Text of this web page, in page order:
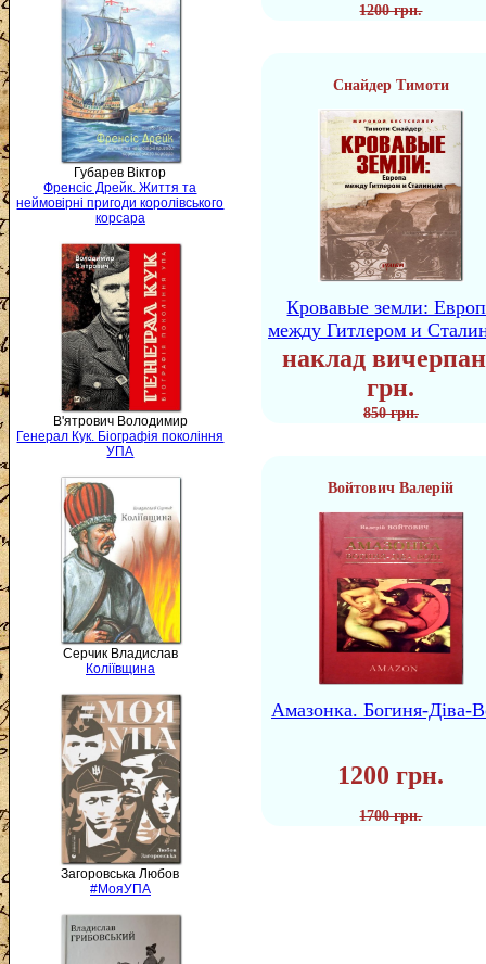
Губарев Віктор
Френсіс Дрейк. Життя та
неймовірні пригоди королівського
корсара
В'ятрович Володимир
Генерал Кук. Біографія покоління
УПА
Серчик Владислав
Коліївщина
Загоровська Любов
#МояУПА
1200 грн.
Снайдер Тимоти
Кровавые земли:
между Гитлером и
наклад
грн.
850 грн.
Войтович Валерій
Амазонка. Богиня-Діва-
1200 грн.
1700 грн.